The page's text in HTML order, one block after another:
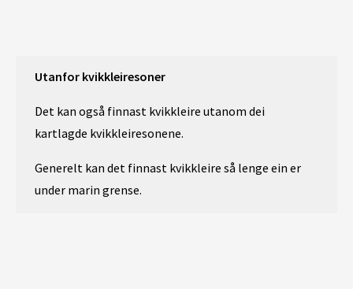
Utanfor kvikkleiresoner
Det kan også finnast kvikkleire utanom dei
kartlagde kvikkleiresonene.
Generelt kan det finnast kvikkleire så lenge ein er
under marin grense.